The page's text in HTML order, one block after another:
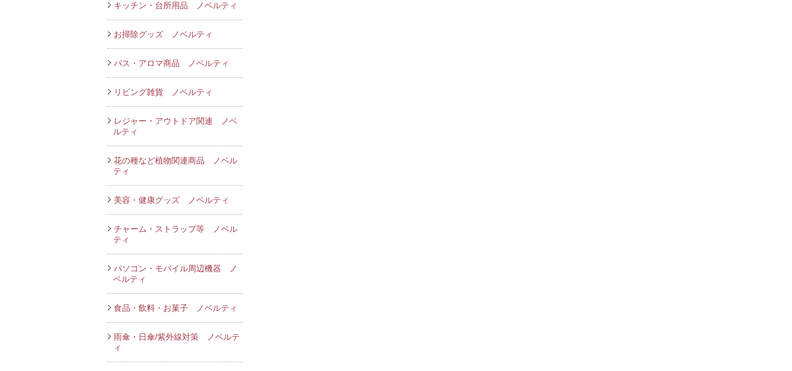
キッチン・台所用品 ノベルティ
お掃除グッズ ノベルティ
バス・アロマ商品 ノベルティ
リビング雑貨 ノベルティ
レジャー・アウトドア関連 ノベ
ルティ
花の種など植物関連商品 ノベル
ティ
美容・健康グッズ ノベルティ
チャーム・ストラップ等 ノベル
ティ
パソコン・モバイル周辺機器 ノ
ベルティ
食品・飲料・お菓子 ノベルティ
雨傘・日傘/紫外線対策 ノベルテ
ィ